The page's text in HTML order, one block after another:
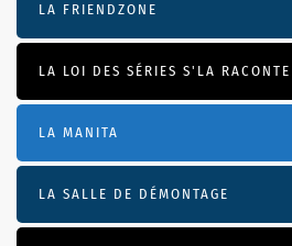
LA FRIENDZONE
LA LOI DES SÉRIES S'LA RACONTE
LA MANITA
LA SALLE DE DÉMONTAGE